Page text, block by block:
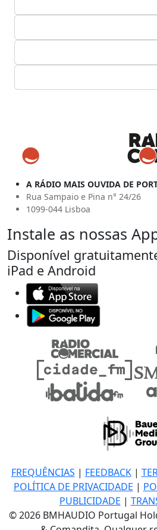
A RÁDIO MAIS OUVIDA DE
Rua Sampaio e Pina n° 24/26
1099-044 Lisboa
Instale as nossas
Disponível
iPad e Android
FREQUÊNCIAS | FEEDBACK|
POLÍTICA DE PRIVACIDADE |
PUBLICIDADE |
© 2026 BMHAUDIO Portugal